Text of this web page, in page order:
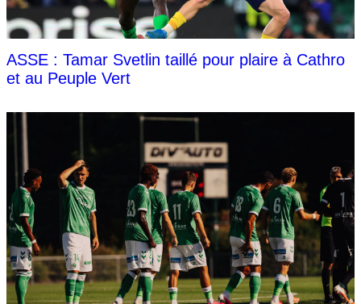
ASSE : Tamar Svetlin taillé pour plaire à Cathro
et au Peuple Vert